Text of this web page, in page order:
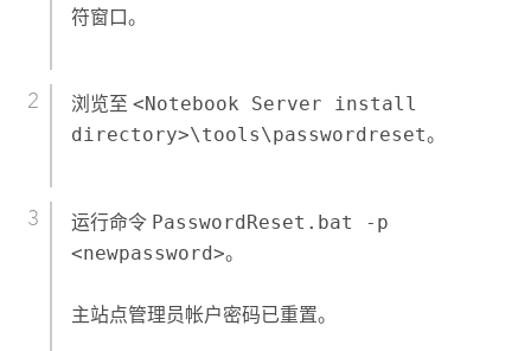
符窗口。
浏览至 <Notebook Server install
directory>\tools\passwordreset。
运行命令 PasswordReset.bat -p
<newpassword>。
主站点管理员帐户密码已重置。